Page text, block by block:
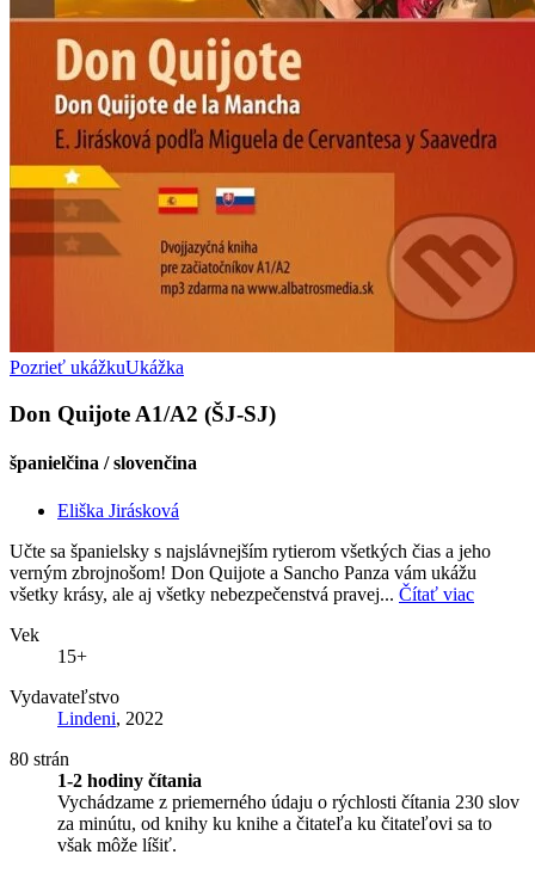
Pozrieť ukážkuUkážka
Don Quijote A1/A2 (ŠJ-SJ)
španielčina / slovenčina
Eliška Jirásková
Učte sa španielsky s najslávnejším rytierom všetkých čias a jeho
verným zbrojnošom! Don Quijote a Sancho Panza vám ukážu
všetky krásy, ale aj všetky nebezpečenstvá pravej... Čítať viac
Vek
15+
Vydavateľstvo
Lindeni, 2022
80 strán
1-2 hodiny čítania
Vychádzame z priemerného údaju o rýchlosti čítania 230 slov
za minútu, od knihy ku knihe a čitateľa ku čitateľovi sa to
však môže líšiť.